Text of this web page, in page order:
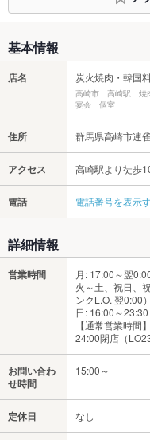
基本情報
店名 炭火焼肉・韓国
高崎市 高崎駅
宴会 個室
住所 群馬県高崎市連
アクセス 高崎駅より徒歩
電話 電話番号を表示
詳細情報
営業時間
月: 17:00～翌
火～土、祝日、
ンクL.O. 翌0:00）
日: 16:00～
【通常営業時
24:00閉店（
お問い合わ
せ時間
15:00～
定休日 なし